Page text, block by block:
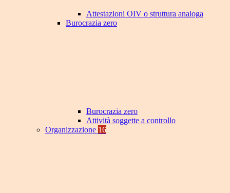
Attestazioni OIV o struttura analoga
Burocrazia zero
Burocrazia zero
Attività soggette a controllo
Organizzazione 16